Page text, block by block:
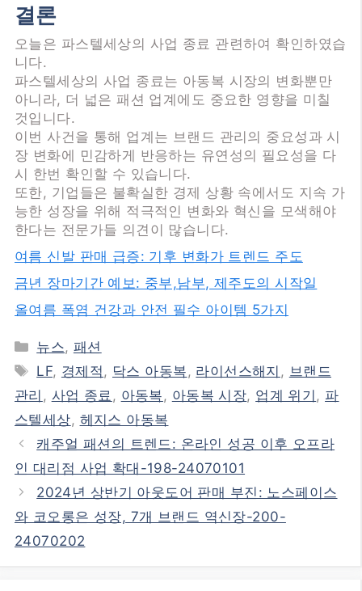
결론
오늘은 파스텔세상의 사업 종료 관련하여 확인하였습
니다.
파스텔세상의 사업 종료는 아동복 시장의 변화뿐만
아니라, 더 넓은 패션 업계에도 중요한 영향을 미칠
것입니다.
이번 사건을 통해 업계는 브랜드 관리의 중요성과 시
장 변화에 민감하게 반응하는 유연성의 필요성을 다
시 한번 확인할 수 있습니다.
또한, 기업들은 불확실한 경제 상황 속에서도 지속 가
능한 성장을 위해 적극적인 변화와 혁신을 모색해야
한다는 전문가들 의견이 많습니다.
여름 신발 판매 급증: 기후 변화가 트렌드 주도
금년 장마기간 예보: 중부,남부, 제주도의 시작일
올여름 폭염 건강과 안전 필수 아이템 5가지
카
테
리
뉴스, 패션
태
그
LF, 경제적 , 닥스 아동복 , 라이선스해지 , 브랜드
관리 , 사업 종료 , 아동복 , 아동복 시장, 업계 위기 , 파
스텔세상, 헤지스 아동복
캐주얼 패션의 트렌드: 온라인 성공 이후 오프라
인 대리점 사업 확대-198-24070101
2024년 상반기 아웃도어 판매 부진: 노스페이스
와 코오롱은 성장, 7개 브랜드 역신장-200-
24070202